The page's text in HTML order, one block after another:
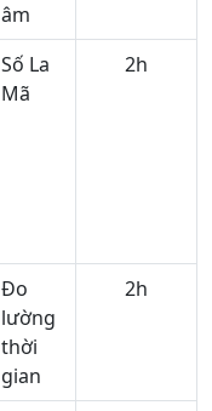
âm
Số La
Mã
2h
Đo
lường
thời
gian
2h